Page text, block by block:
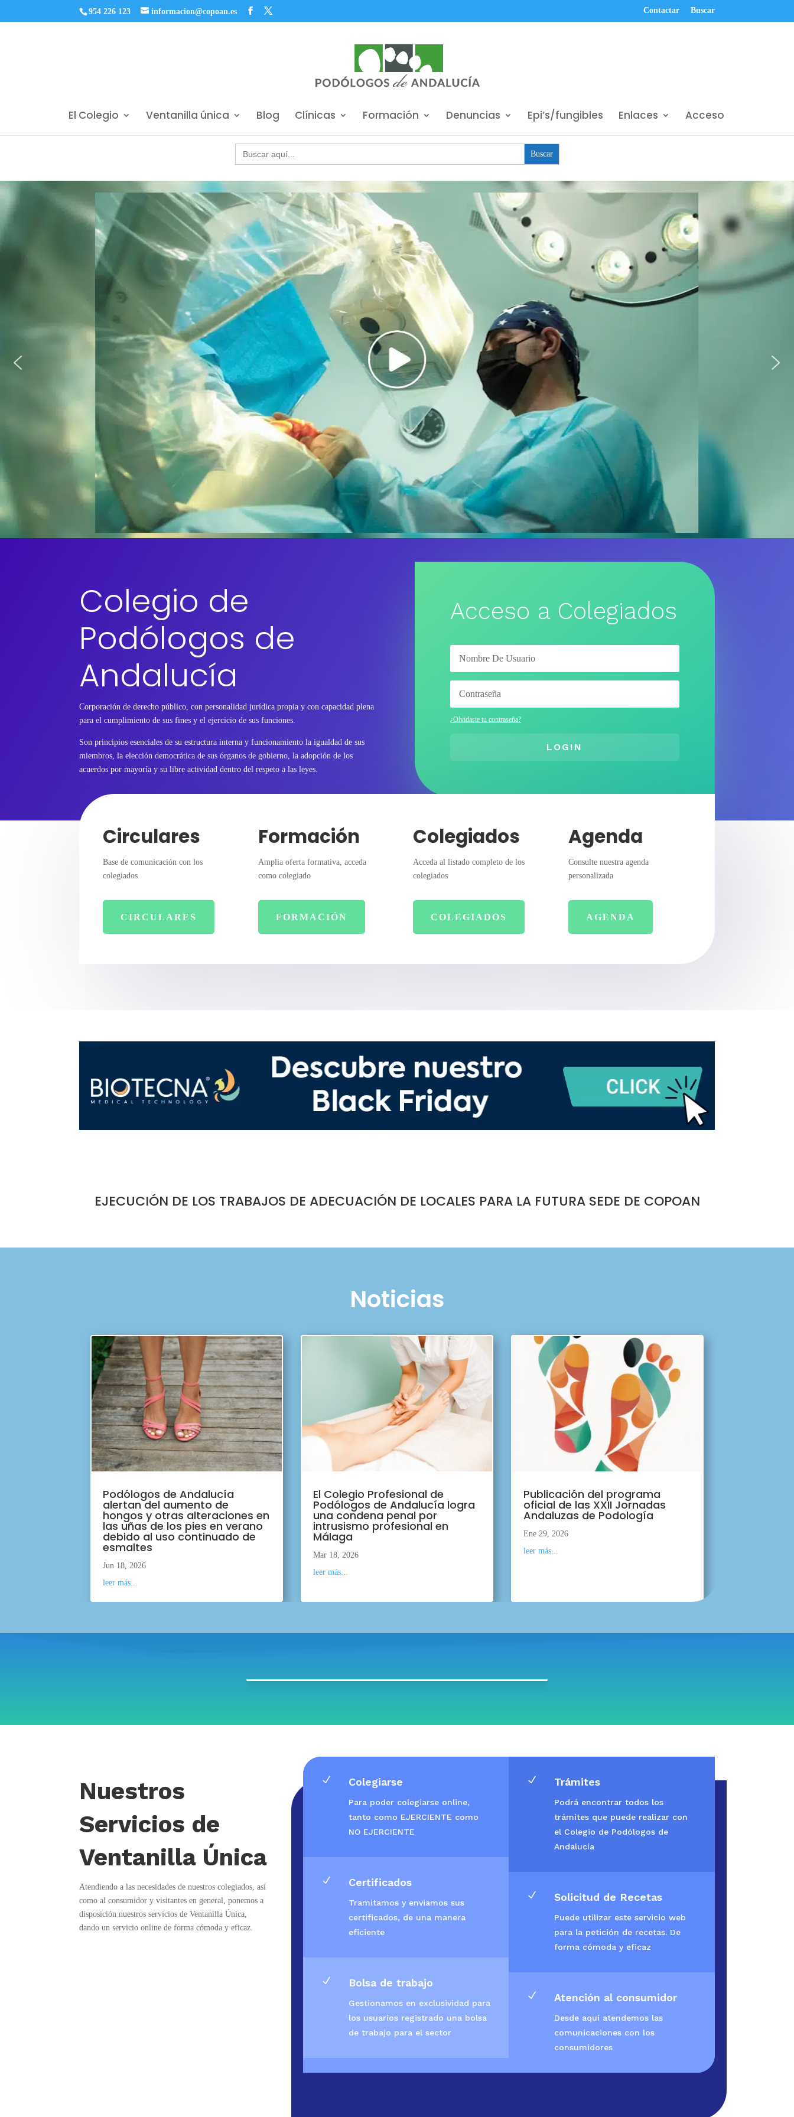
954 226 123 informacion@copoan.es Contactar Buscar
El Colegio Ventanilla única Blog Clínicas Formación Denuncias Epi’s/fungibles Enlaces Acceso
Buscar:
Colegio de
Podólogos de
Andalucía
Corporación de derecho público, con personalidad jurídica propia y con capacidad plena
para el cumplimiento de sus fines y el ejercicio de sus funciones.
Son principios esenciales de su estructura interna y funcionamiento la igualdad de sus
miembros, la elección democrática de sus órganos de gobierno, la adopción de los
acuerdos por mayoría y su libre actividad dentro del respeto a las leyes.
Acceso a Colegiados
¿Olvidaste tu contraseña?
LOGIN
Circulares
Base de comunicación con los
colegiados
CIRCULARES
Formación
Amplia oferta formativa, acceda
como colegiado
FORMACIÓN
Colegiados
Acceda al listado completo de los
colegiados
COLEGIADOS
Agenda
Consulte nuestra agenda
personalizada
AGENDA
EJECUCIÓN DE LOS TRABAJOS DE ADECUACIÓN DE LOCALES PARA LA FUTURA SEDE DE COPOAN
Noticias
Podólogos de Andalucía
alertan del aumento de
hongos y otras alteraciones en
las uñas de los pies en verano
debido al uso continuado de
esmaltes
Jun 18, 2026
leer más...
El Colegio Profesional de
Podólogos de Andalucía logra
una condena penal por
intrusismo profesional en
Málaga
Mar 18, 2026
leer más...
Publicación del programa
oficial de las XXII Jornadas
Andaluzas de Podología
Ene 29, 2026
leer más...
Nuestros
Servicios de
Ventanilla Única
Atendiendo a las necesidades de nuestros colegiados, así
como al consumidor y visitantes en general, ponemos a
disposición nuestros servicios de Ventanilla Única,
dando un servicio online de forma cómoda y eficaz.
N Colegiarse
Para poder colegiarse online,
tanto como EJERCIENTE como
NO EJERCIENTE
N Certificados
Tramitamos y enviamos sus
certificados, de una manera
eficiente
N Bolsa de trabajo
Gestionamos en exclusividad para
los usuarios registrado una bolsa
de trabajo para el sector
N Trámites
Podrá encontrar todos los
trámites que puede realizar con
el Colegio de Podólogos de
Andalucía
N Solicitud de Recetas
Puede utilizar este servicio web
para la petición de recetas. De
forma cómoda y eficaz
N Atención al consumidor
Desde aquí atendemos las
comunicaciones con los
consumidores